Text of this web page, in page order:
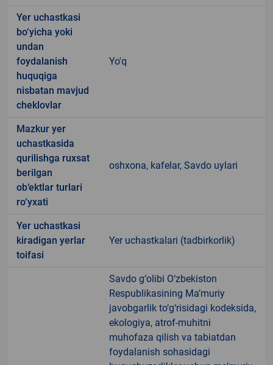
Yer uchastkasi
bo‘yicha yoki
undan
foydalanish
huquqiga
nisbatan mavjud
cheklovlar
Yo'q
Mazkur yer
uchastkasida
qurilishga ruxsat
berilgan
ob’ektlar turlari
ro‘yxati
oshxona, kafelar, Savdo uylari
Yer uchastkasi
kiradigan yerlar
toifasi
Yer uchastkalari (tadbirkorlik)
Savdo g‘olibi O‘zbekiston
Respublikasining Ma’muriy
javobgarlik to‘g‘risidagi kodeksida,
ekologiya, atrof-muhitni
muhofaza qilish va tabiatdan
foydalanish sohasidagi